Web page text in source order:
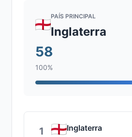
PAÍS PRINCIPAL
Inglaterra
58
100%
1 Inglaterra